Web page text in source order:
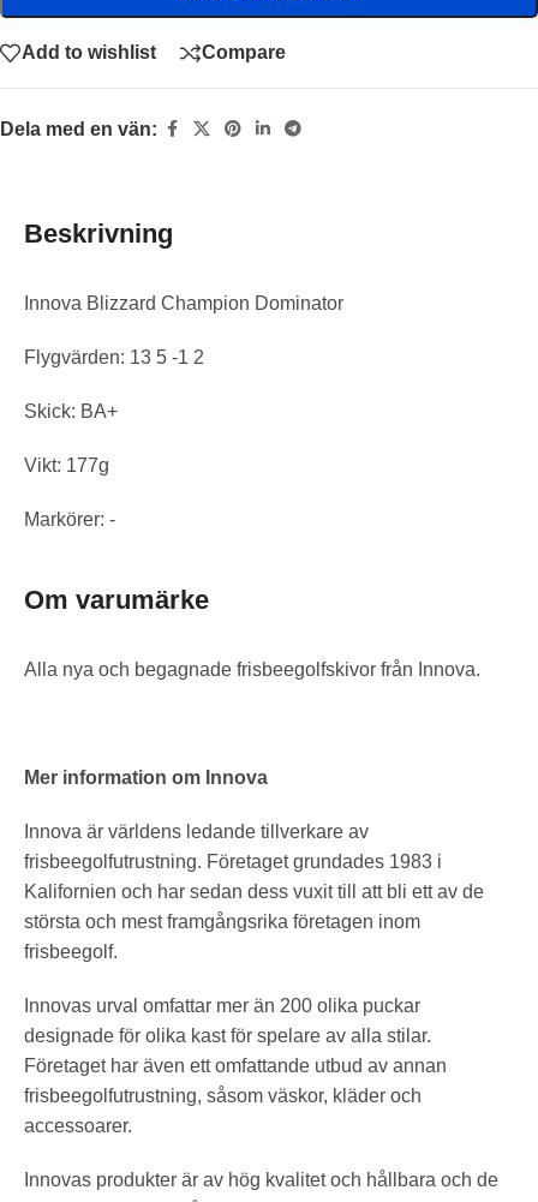
Add to wishlist Compare
Dela med en vän:
Beskrivning
Innova Blizzard Champion Dominator
Flygvärden: 13 5 -1 2
Skick: BA+
Vikt: 177g
Markörer: -
Om varumärke
Alla nya och begagnade frisbeegolfskivor från Innova.
Mer information om Innova
Innova är världens ledande tillverkare av
frisbeegolfutrustning. Företaget grundades 1983 i
Kalifornien och har sedan dess vuxit till att bli ett av de
största och mest framgångsrika företagen inom
frisbeegolf.
Innovas urval omfattar mer än 200 olika puckar
designade för olika kast för spelare av alla stilar.
Företaget har även ett omfattande utbud av annan
frisbeegolfutrustning, såsom väskor, kläder och
accessoarer.
Innovas produkter är av hög kvalitet och hållbara och de